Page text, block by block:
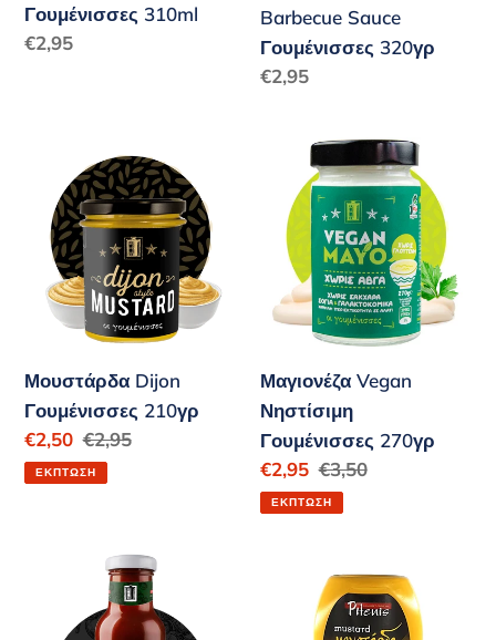
Γουμένισσες 310ml
Κανονική
€2,95
Barbecue Sauce
Γουμένισσες 320γρ
Κανονική
€2,95
Μουστάρδα
Dijon
Γουμένισσες
210γρ
Μουστάρδα Dijon
Γουμένισσες 210γρ
Τιμή
έκπτωσης
€2,50 Κανονική
τιμή
€2,95
ΈΚΠΤΩΣΗ
Μαγιονέζα
Vegan
Νηστίσιμη
Γουμένισσες
270γρ
Μαγιονέζα Vegan
Νηστίσιμη
Γουμένισσες 270γρ
Τιμή
έκπτωσης
€2,95 Κανονική
τιμή
€3,50
ΈΚΠΤΩΣΗ
Ζάχαρη
Pitenis